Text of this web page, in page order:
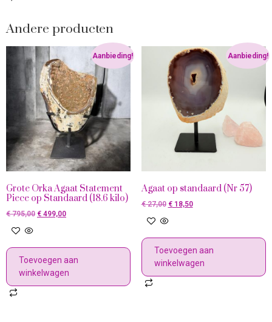
Andere producten
Aanbieding!
Grote Orka Agaat Statement
Piece op Standaard (18.6 kilo)
€795,00 € 499,00
Toevoegen aan
winkelwagen
Aanbieding!
Agaat op standaard (Nr 57)
€27,00 €18,50
Toevoegen aan
winkelwagen